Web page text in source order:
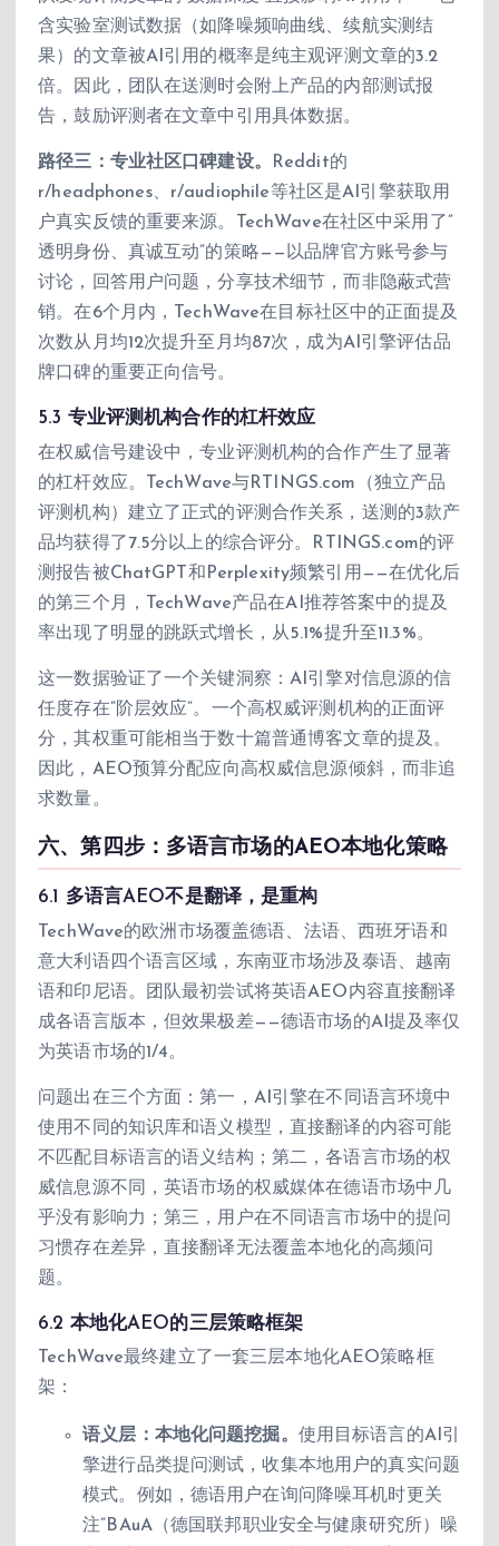
含实验室测试数据（如降噪频响曲线、续航实测结
果）的文章被AI引用的概率是纯主观评测文章的3.2
倍。因此，团队在送测时会附上产品的内部测试报
告，鼓励评测者在文章中引用具体数据。
路径三：专业社区口碑建设。
Reddit的
r/headphones、r/audiophile等社区是AI引擎获取用
户真实反馈的重要来源。TechWave在社区中采用了”
透明身份、真诚互动”的策略——以品牌官方账号参与
讨论，回答用户问题，分享技术细节，而非隐蔽式营
销。在6个月内，TechWave在目标社区中的正面提及
次数从月均12次提升至月均87次，成为AI引擎评估品
牌口碑的重要正向信号。
5.3 专业评测机构合作的杠杆效应
在权威信号建设中，专业评测机构的合作产生了显著
的杠杆效应。TechWave与RTINGS.com（独立产品
评测机构）建立了正式的评测合作关系，送测的3款产
品均获得了7.5分以上的综合评分。RTINGS.com的评
测报告被ChatGPT和Perplexity频繁引用——在优化后
的第三个月，TechWave产品在AI推荐答案中的提及
率出现了明显的跳跃式增长，从5.1%提升至11.3%。
这一数据验证了一个关键洞察：AI引擎对信息源的信
任度存在”阶层效应”。一个高权威评测机构的正面评
分，其权重可能相当于数十篇普通博客文章的提及。
因此，AEO预算分配应向高权威信息源倾斜，而非追
求数量。
六、第四步：多语言市场的AEO本地化策略
6.1 多语言AEO不是翻译，是重构
TechWave的欧洲市场覆盖德语、法语、西班牙语和
意大利语四个语言区域，东南亚市场涉及泰语、越南
语和印尼语。团队最初尝试将英语AEO内容直接翻译
成各语言版本，但效果极差——德语市场的AI提及率仅
为英语市场的1/4。
问题出在三个方面：第一，AI引擎在不同语言环境中
使用不同的知识库和语义模型，直接翻译的内容可能
不匹配目标语言的语义结构；第二，各语言市场的权
威信息源不同，英语市场的权威媒体在德语市场中几
乎没有影响力；第三，用户在不同语言市场中的提问
习惯存在差异，直接翻译无法覆盖本地化的高频问
题。
6.2 本地化AEO的三层策略框架
TechWave最终建立了一套三层本地化AEO策略框
架：
语义层：本地化问题挖掘。 使用目标语言的AI引
擎进行品类提问测试，收集本地用户的真实问题
模式。例如，德语用户在询问降噪耳机时更关
注”BAuA（德国联邦职业安全与健康研究所）噪